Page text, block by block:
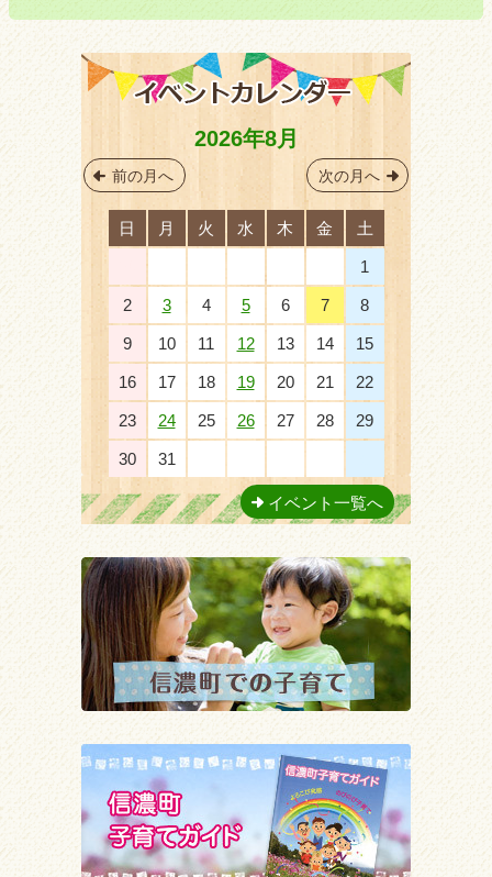
前の月へ 次の月へ
2026年8月
日 月 火 水 木 金 土
1
2 3 4 5 6 7 8
9 10 11 12 13 14 15
16 17 18 19 20 21 22
23 24 25 26 27 28 29
30 31
イベント一覧へ